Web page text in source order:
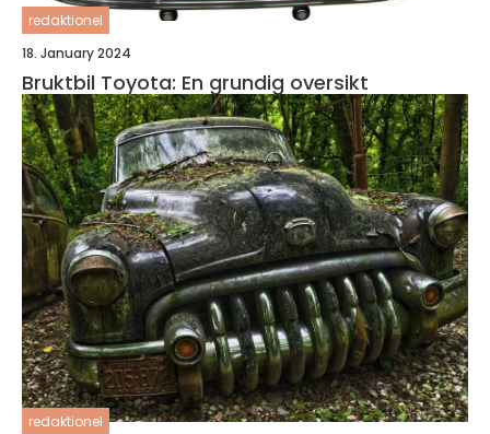
redaktionel
18. January 2024
Bruktbil Toyota: En grundig oversikt
redaktionel